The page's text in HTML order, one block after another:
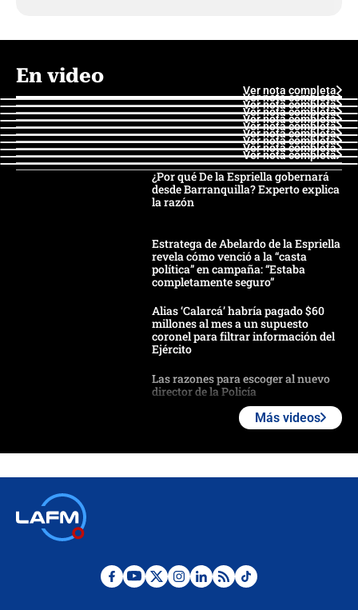
En video
Ver nota completa
Ver nota completa
Ver nota completa
Ver nota completa
Ver nota completa
Ver nota completa
Ver nota completa
Ver nota completa
Ver nota completa
Ver nota completa
¿Por qué De la Espriella gobernará
desde Barranquilla? Experto explica
la razón
Estratega de Abelardo de la Espriella
revela cómo venció a la “casta
política” en campaña: “Estaba
completamente seguro”
Alias ‘Calarcá’ habría pagado $60
millones al mes a un supuesto
coronel para filtrar información del
Ejército
Las razones para escoger al nuevo
director de la Policía
futuro les espera a las cabalgatas en
"No hubo fraude ni posibilidad de
Más videos